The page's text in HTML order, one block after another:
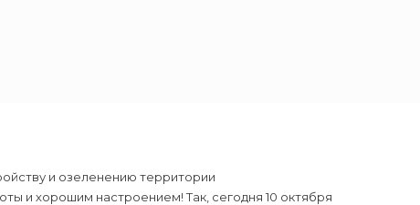
и озеленению территории
и хорошим настроением! Так, сегодня 10 октября